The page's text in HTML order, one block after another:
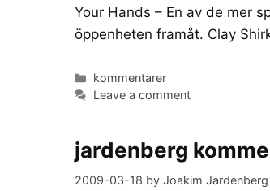
Your Hands – En av de mer
öppenheten framåt. Clay
Categories
kommentarer
Leave a comment
jardenberg
2009-03-18 by Joakim Jardenberg